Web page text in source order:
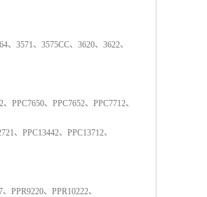
、 3571、 3575CC、 3620、 3622、
、 PPC7650、 PPC7652、 PPC7712、
、 PPC13442、 PPC13712、
、 PPR9220、 PPR10222、